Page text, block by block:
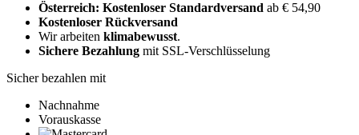
Österreich: Kostenloser Standardversand ab € 54,90
Kostenloser Rückversand
Wir arbeiten klimabewusst.
Sichere Bezahlung mit SSL-Verschlüsselung
Sicher bezahlen mit
Nachnahme
Vorauskasse